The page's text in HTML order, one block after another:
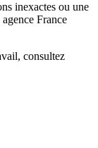
inexactes ou une
France
, consultez